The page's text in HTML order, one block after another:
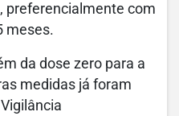
preferencialmente com
meses.
da dose zero para a
medidas já foram